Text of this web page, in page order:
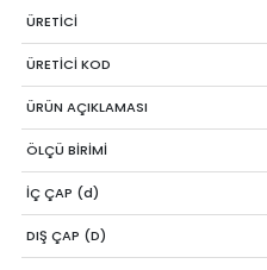
ÜRETİCİ
ÜRETİCİ KOD
ÜRÜN AÇIKLAMASI
ÖLÇÜ BİRİMİ
İÇ ÇAP (d)
DIŞ ÇAP (D)